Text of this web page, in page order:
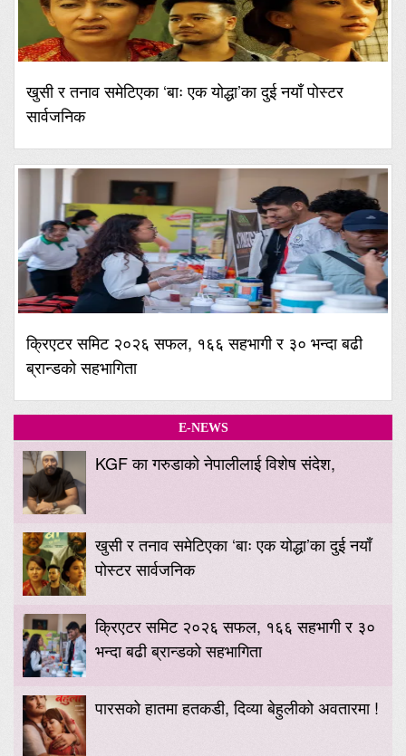
खुसी र तनाव समेटिएका ‘बाः एक योद्धा’का दुई नयाँ पोस्टर
सार्वजनिक
क्रिएटर समिट २०२६ सफल, १६६ सहभागी र ३० भन्दा बढी
ब्रान्डको सहभागिता
E-NEWS
KGF का गरुडाको नेपालीलाई विशेष संदेश,
खुसी र तनाव समेटिएका ‘बाः एक योद्धा’का दुई नयाँ
पोस्टर सार्वजनिक
क्रिएटर समिट २०२६ सफल, १६६ सहभागी र ३०
भन्दा बढी ब्रान्डको सहभागिता
पारसको हातमा हतकडी, दिव्या बेहुलीको अवतारमा !